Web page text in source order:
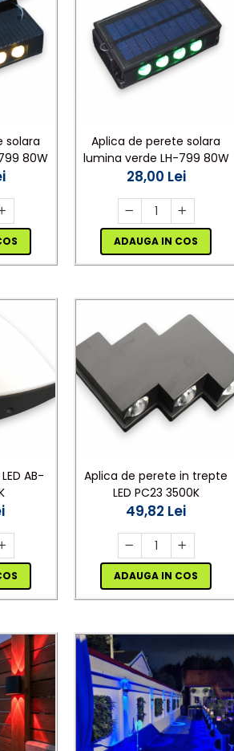
solara
80W
Aplica de perete solara
lumina verde LH-799 80W
28,00 Lei
ADAUGA IN COS
AB-
Aplica de perete in trepte
LED PC23 3500K
49,82 Lei
ADAUGA IN COS